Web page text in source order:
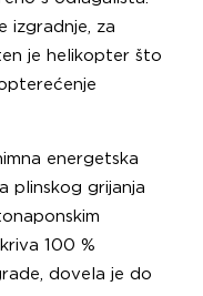
izgradnje, za
je helikopter što
energetska
plinskog grijanja
100 %
dovela je do